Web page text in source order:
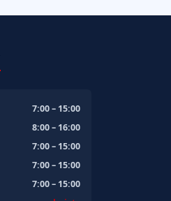
7:00 – 15:00
8:00 – 16:00
7:00 – 15:00
7:00 – 15:00
7:00 – 15:00